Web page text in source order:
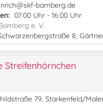
bamberg.de
07:00 Uhr - 16:00 Uhr
e. V.
8,
Streifenhörnchen
79, Starkenfeld/